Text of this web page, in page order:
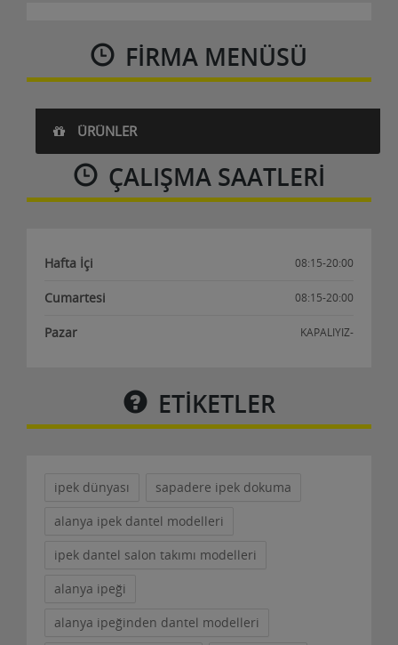
Detaylar
Temizlik Görevlisi
20 Temmuz 2023
çalıştırılmak üzere ofisin temizlik ve çay servisi işle......
FIRMA MENÜSÜ
ÜRÜNLER
ÇALIŞMA SAATLERI
Hafta İçi 08:15-20:00
Cumartesi 08:15-20:00
Pazar KAPALIYIZ-
ETİKETLER
ipek dünyası
sapadere ipek dokuma
alanya ipek dantel modelleri
ipek dantel salon takımı modelleri
alanya ipeği
alanya ipeğinden dantel modelleri